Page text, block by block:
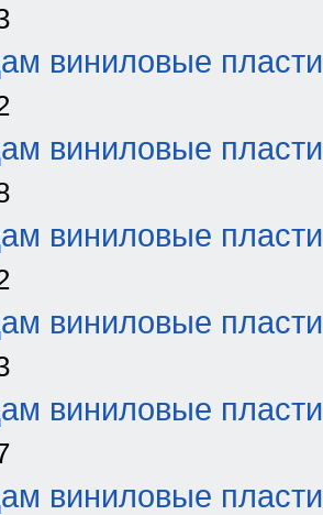
виниловые
виниловые
виниловые
виниловые
виниловые
виниловые